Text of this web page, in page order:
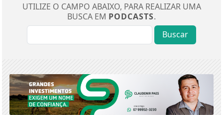
UTILIZE O CAMPO ABAIXO, PARA REALIZAR UMA
BUSCA EM PODCASTS.
Buscar